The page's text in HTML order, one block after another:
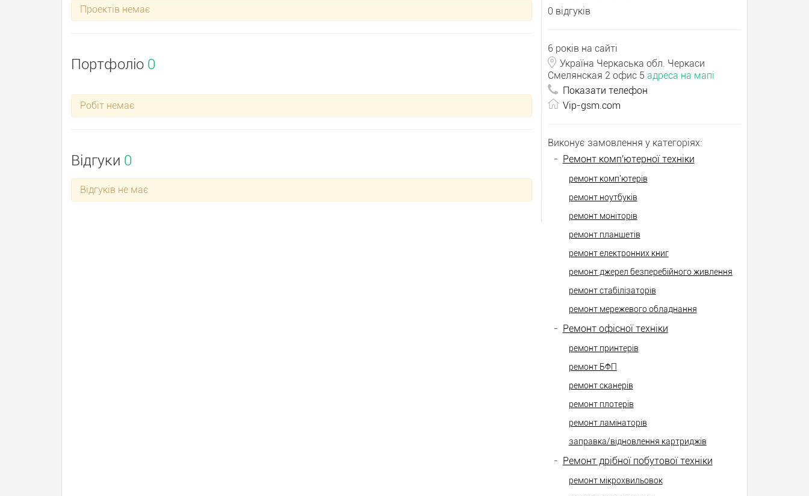
Проектів немає
Портфоліо 0
Робіт немає
Відгуки 0
Відгуків не має
0 відгуків
6 років на сайті
Україна Черкаська обл. Черкаси
Смелянская 2 офис 5 адреса на мапі
Показати телефон
Vip-gsm.com
Виконує замовлення у категоріях:
- Ремонт комп'ютерної техніки
ремонт комп'ютерів
ремонт ноутбуків
ремонт моніторів
ремонт планшетів
ремонт електронних книг
ремонт джерел безперебійного живлення
ремонт стабілізаторів
ремонт мережевого обладнання
- Ремонт офісної техніки
ремонт принтерів
ремонт БФП
ремонт сканерів
ремонт плотерів
ремонт ламінаторів
заправка/відновлення картриджів
- Ремонт дрібної побутової техніки
ремонт мікрохвильовок